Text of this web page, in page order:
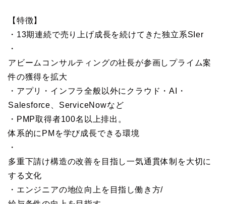
【特徴】
・13期連続で売り上げ成長を続けてきた独立系SIer
・
アビームコンサルティングの社長が参画しプライム案
件の獲得を拡大
・アプリ・インフラ全般以外にクラウド・AI・
Salesforce、ServiceNowなど
・PMP取得者100名以上排出。
体系的にPMを学び成長できる環境
・
多重下請け構造の改善を目指し一気通貫体制を大切に
する文化
・エンジニアの地位向上を目指し働き方/